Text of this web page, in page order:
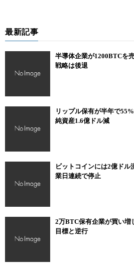
最新記事
半導体企業が1200BTCを
戦略は後退
リップル保有が半年で
純資産1.6億ドル減
ビットコインには2億ド
業日連続で停止
2万BTC保有企業が買い増
目標と逆行